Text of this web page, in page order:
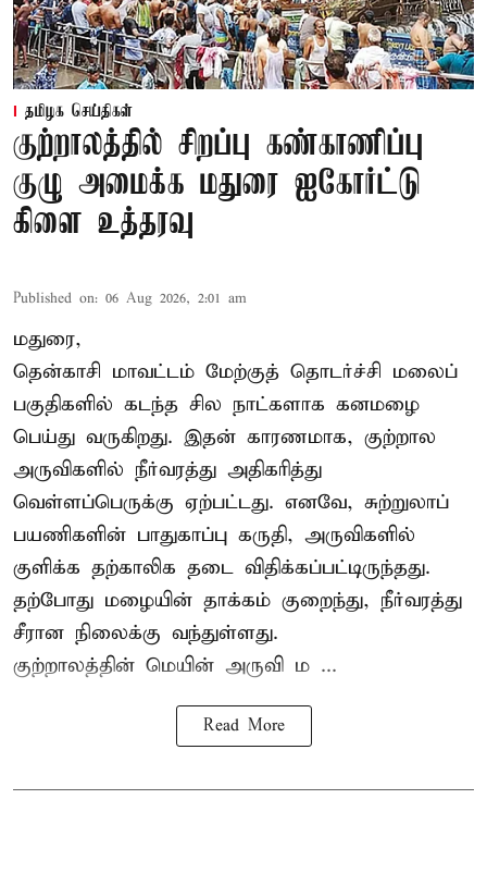
தமிழக செய்திகள்
குற்றாலத்தில் சிறப்பு கண்காணிப்பு
குழு அமைக்க மதுரை ஐகோர்ட்டு
கிளை உத்தரவு
Published on: 06 Aug 2026, 2:01 am
மதுரை,
தென்காசி மாவட்டம் மேற்குத் தொடர்ச்சி மலைப்
பகுதிகளில் கடந்த சில நாட்களாக கனமழை
பெய்து வருகிறது. இதன் காரணமாக, குற்றால
அருவிகளில் நீர்வரத்து அதிகரித்து
வெள்ளப்பெருக்கு ஏற்பட்டது. எனவே, சுற்றுலாப்
பயணிகளின் பாதுகாப்பு கருதி, அருவிகளில்
குளிக்க தற்காலிக தடை விதிக்கப்பட்டிருந்தது.
தற்போது மழையின் தாக்கம் குறைந்து, நீர்வரத்து
சீரான நிலைக்கு வந்துள்ளது.
குற்றாலத்தின் மெயின் அருவி ம ...
Read More